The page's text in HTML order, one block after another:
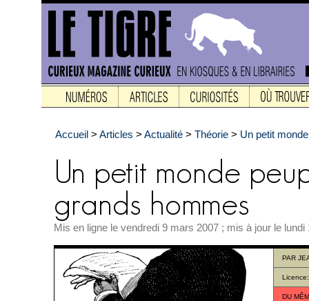
Accueil > Articles > Actualité > Théorie > Un petit
Mis en ligne le vendredi 9 mars 2007 ; mis à jour le
PAR
DU